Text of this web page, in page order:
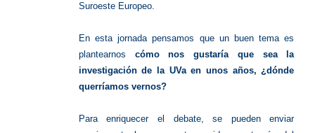
Suroeste Europeo.
En esta jornada pensamos que un buen tema es
plantearnos cómo nos gustaría que sea la
investigación de la UVa en unos años, ¿dónde
querríamos vernos?
Para enriquecer el debate, se pueden enviar